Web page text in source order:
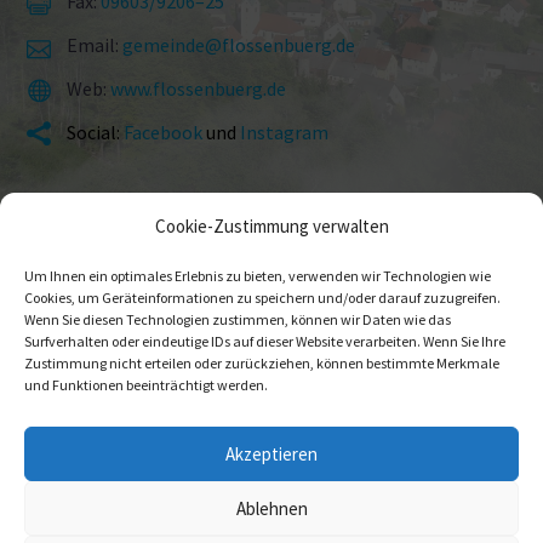
Cookie-Zustimmung verwalten
Um Ihnen ein optimales Erlebnis zu bieten, verwenden wir Technologien wie
Cookies, um Geräteinformationen zu speichern und/oder darauf zuzugreifen.
Wenn Sie diesen Technologien zustimmen, können wir Daten wie das
Surfverhalten oder eindeutige IDs auf dieser Website verarbeiten. Wenn Sie Ihre
Zustimmung nicht erteilen oder zurückziehen, können bestimmte Merkmale
und Funktionen beeinträchtigt werden.
Akzeptieren
Ablehnen

 Email: gemeinde@flossenbuerg.de

 Web: www.flossenbuerg.de

 Social: Facebook und Instagram
Impressum Daten­schutz Ansprech­partner
© 2026 Gemeinde Flossenbürg